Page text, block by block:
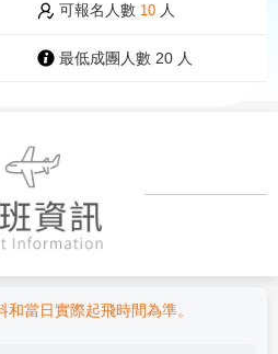
可報名人數 10 人
最低成團人數 20 人
當日實際起飛時間為準。